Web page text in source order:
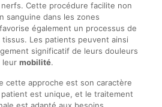
Cette procédure facilite non
sanguine dans les zones
également un processus de
Les patients peuvent ainsi
significatif de leurs douleurs
leur mobilité.
cette approche est son caractère
patient est unique, et le traitement